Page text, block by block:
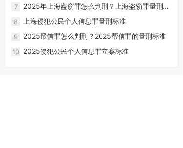
7
2025年上海盗窃罪怎么判刑？上海盗窃罪量刑标
准2025最新
8 上海侵犯公民个人信息罪量刑标准
9 2025帮信罪怎么判刑？2025帮信罪的量刑标准
10 2025侵犯公民个人信息罪立案标准